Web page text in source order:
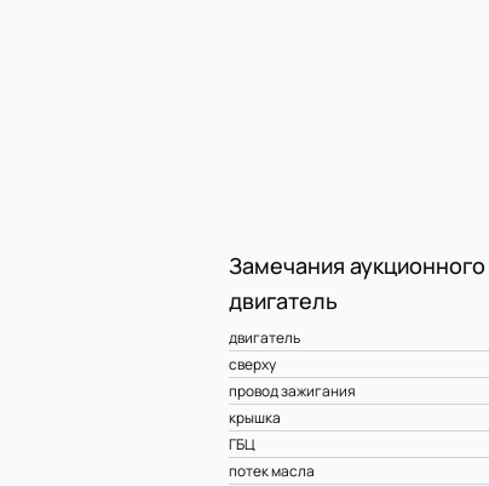
Замечания аукционного
двигатель
двигатель
сверху
провод зажигания
крышка
ГБЦ
потек масла